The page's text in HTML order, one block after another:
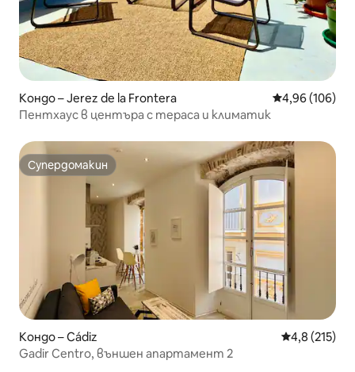
Кондо – Jerez de la Frontera Средна
4,96 (106)
Пентхаус в центъра с тераса и климатик
Супердомакин
Супердомакин
Кондо – Cádiz Средна
4,8 (215)
Gadir Centro, външен апартамент 2